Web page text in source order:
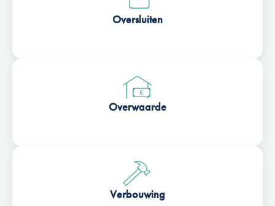
Oversluiten
Overwaarde
Verbouwing